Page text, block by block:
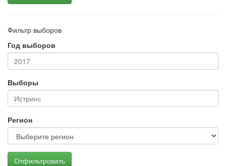
Фильтр выборов
Год выборов
Выборы
Регион
Отфильтровать